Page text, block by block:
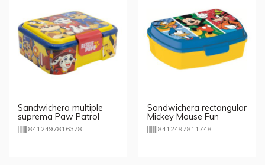
Sandwichera multiple
suprema Paw Patrol
8412497816378
Sandwichera rectangular
Mickey Mouse Fun
8412497811748